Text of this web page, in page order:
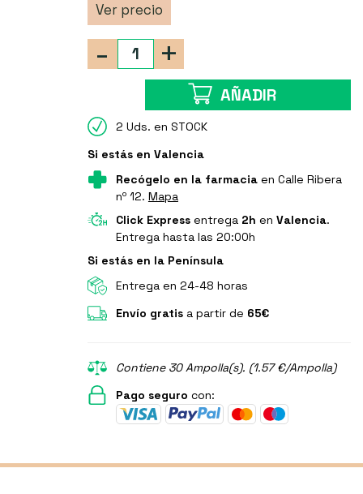
Ver precio
+
-
AÑADIR
2 Uds. en STOCK
Si estás en Valencia
Recógelo en la farmaciaen Calle Ribera
nº 12. Mapa
Click Expressentrega 2h en Valencia.
Entrega hasta las 20:00h
Si estás en la Península
Entrega en 24-48 horas
Envío gratisa partir de 65€
Contiene 30 Ampolla(s). (1.57 €/Ampolla)
Pago seguro con: